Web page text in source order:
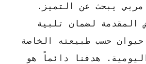
مربي يبحث عن التميز.
المقدمة لضمان تلبية
حسب طبيعته الخاصة
هدفنا دائماً هو